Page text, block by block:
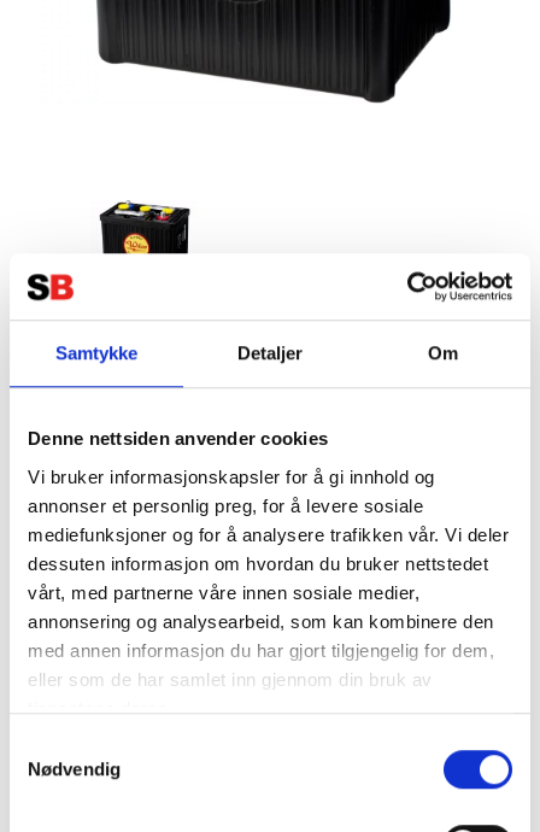
Samtykke Detaljer Om
Denne nettsiden anvender cookies
Vi bruker informasjonskapsler for å gi innhold og
annonser et personlig preg, for å levere sosiale
mediefunksjoner og for å analysere trafikken vår. Vi deler
dessuten informasjon om hvordan du bruker nettstedet
vårt, med partnerne våre innen sosiale medier,
annonsering og analysearbeid, som kan kombinere den
med annen informasjon du har gjort tilgjengelig for dem,
eller som de har samlet inn gjennom din bruk av
tjenestene deres.
Nødvendig
Wilco HR Classic 6V 98AH 425CCA
(252x177x220) +diagonal
VMF / WILCO Startbatteri HARD RUBBER 6V 98AH 425CCA
252x177x220mm Poler står diagonalt Standard DIN poler
OBS! Batteriet är ..
mer info
NB: Alla batterier bör laddas till 100% med en lämplig laddare innan de tas i bruk.
Dela den här produkten